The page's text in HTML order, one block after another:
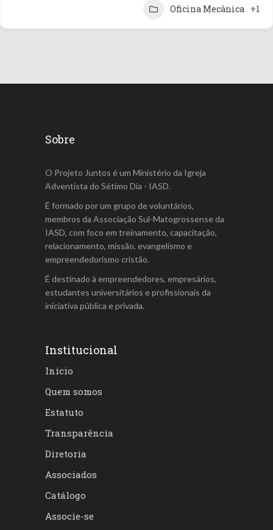
Oficina Mecânica +1
Sobre
O Projeto Juntos é um Ministério da Igreja
Adventista do Sétimo Dia - IASD.
É formado por um grupo de voluntários,
membros da Associação Sul-Matogrossense da
IASD, com foco em treinamento, capacitação,
relacionamento, missão, evangelismo e
empreendedorismo cristão.
É destinado à empreendedores, empresários,
estudantes universitários e profissionais da
iniciativa pública e privada.
Institucional
Início
Quem somos
Estatuto
Transparência
Diretoria
Associados
Catálogo
Associe-se